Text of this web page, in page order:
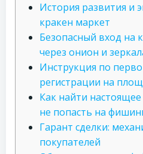
История развития и
кракен маркет
Безопасный вход на
через онион и
Инструкция по
регистрации на
Как найти
не попасть на
Гарант сделки:
покупателей